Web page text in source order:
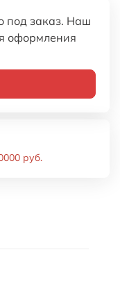
под заказ. Наш
оформления
руб.